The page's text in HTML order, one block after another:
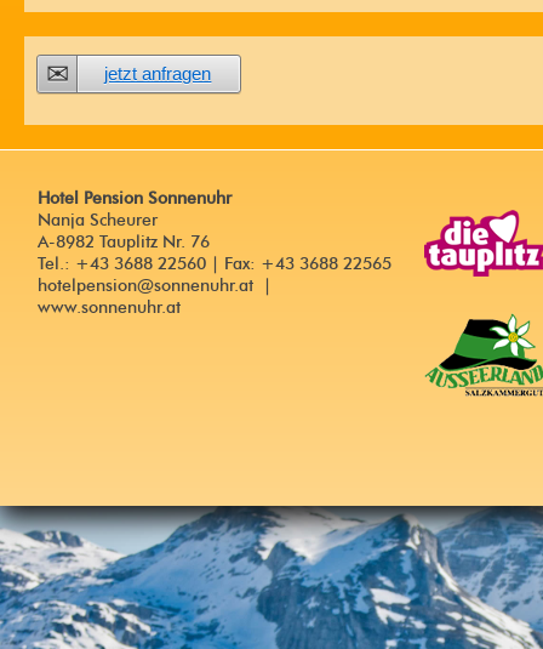
jetzt anfragen
Hotel Pension Sonnenuhr
Nanja Scheurer
A-8982 Tauplitz Nr. 76
Tel.: +43 3688 22560 | Fax: +43 3688 22565
hotelpension@sonnenuhr.at |
www.sonnenuhr.at